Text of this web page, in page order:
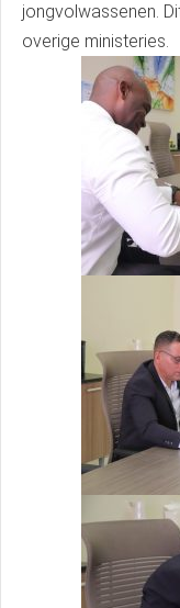
jongvolwassenen.
overige ministeries.